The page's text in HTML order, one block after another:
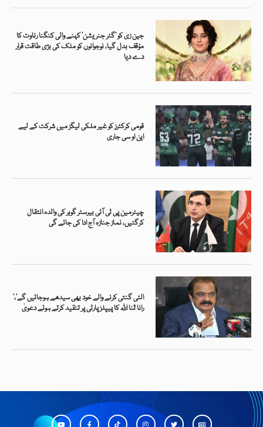
جین زی کو ’گٹر جنریشن‘ کہنے والی کنگنا رناوت کا
مؤقف بدل گیا، نوجوانوں کو ملک کی بڑی طاقت قرار
دے دیا
قومی کرکٹرز کو غیر ملکی لیگز میں شرکت کے لیے
این او سی جاری
چیئرمین پی ٹی آئی بیرسٹر گوہر کی والدہ انتقال
کرگئیں، نماز جنازہ آج ادا کی جائے گی
’الٹی گنتی کرنے والے خود بھی سیدھے ہوجائیں گے‘،
رانا ثنا اللہ کا پیپلز پارٹی پر تنقید کرتے ہوئے دعویٰ